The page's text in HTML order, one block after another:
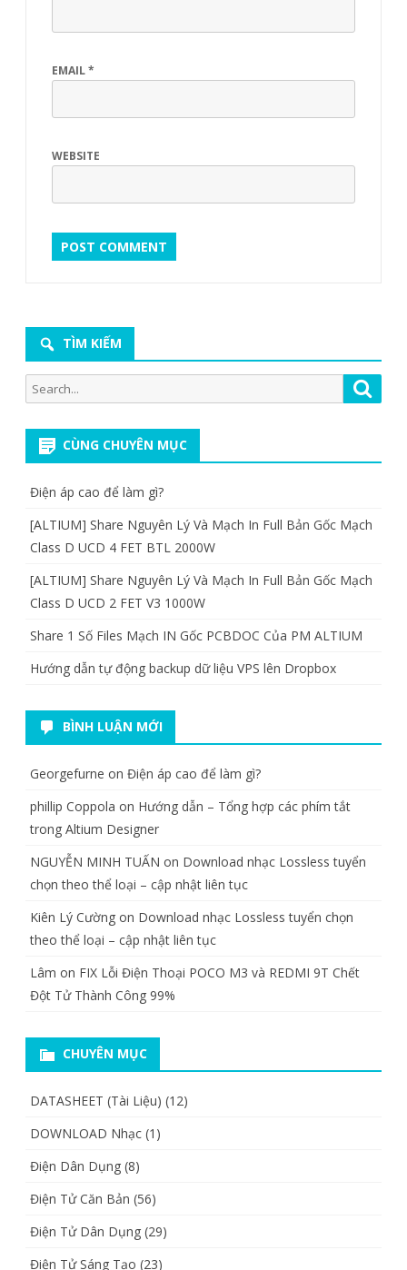
EMAIL*
WEBSITE
TÌM KIẾM
Search
for:
CÙNG CHUYÊN MỤC
Điện áp cao để làm gì?
[ALTIUM] Share Nguyên Lý Và Mạch In Full Bản Gốc Mạch
Class D UCD 4 FET BTL 2000W
[ALTIUM] Share Nguyên Lý Và Mạch In Full Bản Gốc Mạch
Class D UCD 2 FET V3 1000W
Share 1 Số Files Mạch IN Gốc PCBDOC Của PM ALTIUM
Hướng dẫn tự động backup dữ liệu VPS lên Dropbox
BÌNH LUẬN MỚI
Georgefurne on Điện áp cao để làm gì?
phillip Coppola on Hướng dẫn – Tổng hợp các phím tắt
trong Altium Designer
NGUYỄN MINH TUẤN on Download nhạc Lossless tuyển
chọn theo thể loại – cập nhật liên tục
Kiên Lý Cường on Download nhạc Lossless tuyển chọn
theo thể loại – cập nhật liên tục
Lâm on FIX Lỗi Điện Thoại POCO M3 và REDMI 9T Chết
Đột Tử Thành Công 99%
CHUYÊN MỤC
DATASHEET (Tài Liệu) (12)
DOWNLOAD Nhạc (1)
Điện Dân Dụng (8)
Điện Tử Căn Bản (56)
Điện Tử Dân Dụng (29)
Điện Tử Sáng Tạo (23)